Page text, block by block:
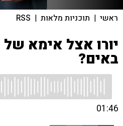
ראשי | תוכניות מלאות |
RSS
יורו אצל אימא
באים?
01:46